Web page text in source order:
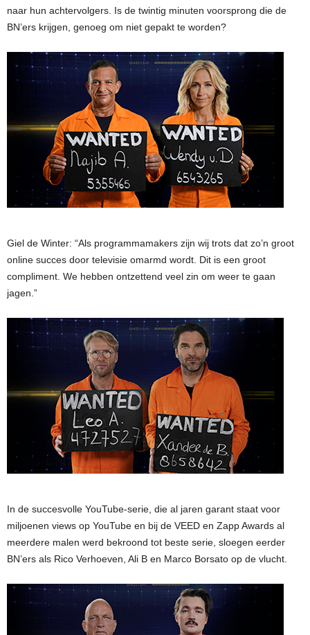
naar hun achtervolgers. Is de twintig minuten voorsprong die de
BN’ers krijgen, genoeg om niet gepakt te worden?
Giel de Winter: “Als programmamakers zijn wij trots dat zo’n groot
online succes door televisie omarmd wordt. Dit is een groot
compliment. We hebben ontzettend veel zin om weer te gaan
jagen.”
In de succesvolle YouTube-serie, die al jaren garant staat voor
miljoenen views op YouTube en bij de VEED en Zapp Awards al
meerdere malen werd bekroond tot beste serie, sloegen eerder
BN’ers als Rico Verhoeven, Ali B en Marco Borsato op de vlucht.